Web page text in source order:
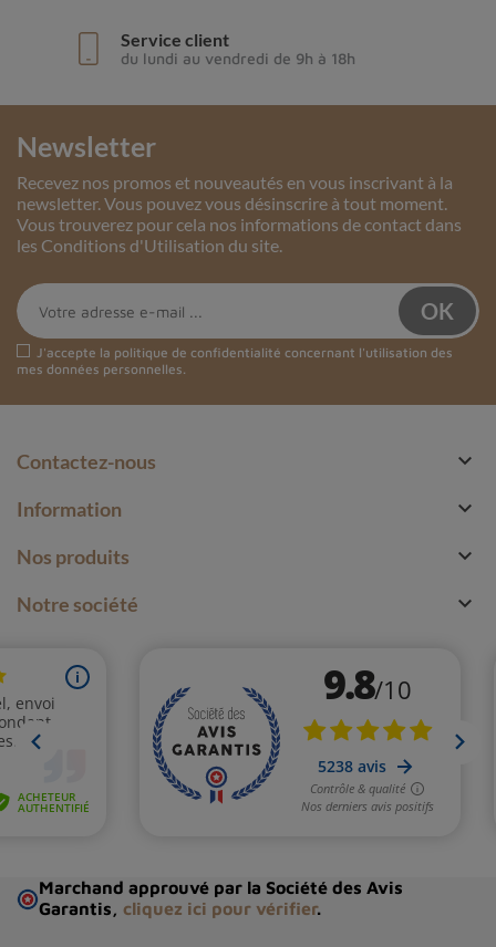
Service client
du lundi au vendredi de 9h à 18h
Newsletter
Recevez nos promos et nouveautés en vous inscrivant à la
newsletter. Vous pouvez vous désinscrire à tout moment.
Vous trouverez pour cela nos informations de contact dans
les Conditions d'Utilisation du site.
J'accepte la politique de confidentialité concernant l'utilisation des
mes données personnelles.
Contactez-nous 
Information 
Nos produits 
Notre société 
Marchand approuvé par la Société des Avis
Garantis, cliquez ici pour vérifier.